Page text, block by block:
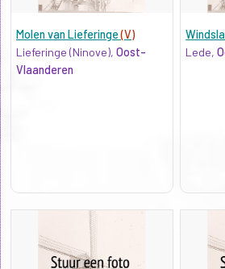
Molen van Lieferinge(V)
Lieferinge (Ninove), Oost-
Vlaanderen
Lede,